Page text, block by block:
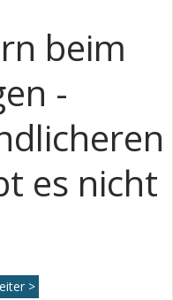
beim
-
es nicht
>